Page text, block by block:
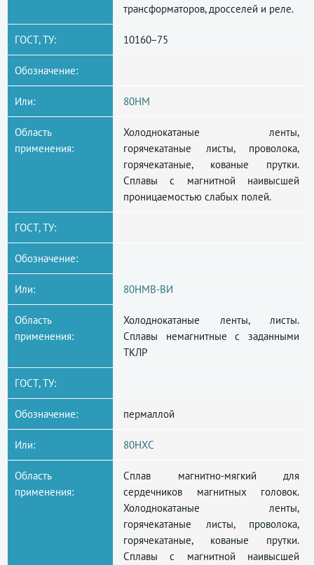
трансформаторов, дросселей и реле.
ГОСТ, ТУ: 10160−75
Обозначение:
Или: 80НМ
Область
применения:
Холоднокатаные ленты,
горячекатаные листы, проволока,
горячекатаные, кованые прутки.
Сплавы с магнитной наивысшей
проницаемостью слабых полей.
ГОСТ, ТУ:
Обозначение:
Или: 80НМВ-ВИ
Область
применения:
Холоднокатаные ленты, листы.
Сплавы немагнитные с заданными
ТКЛР
ГОСТ, ТУ:
Обозначение: пермаллой
Или: 80НХС
Область
применения:
Сплав магнитно-мягкий для
сердечников магнитных головок.
Холоднокатаные ленты,
горячекатаные листы, проволока,
горячекатаные, кованые прутки.
Сплавы с магнитной наивысшей